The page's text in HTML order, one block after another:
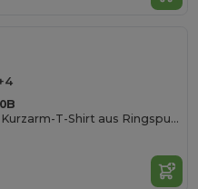
Hochwertiges Kurzarm-T-Shirt aus Ringspun-Baumwolle